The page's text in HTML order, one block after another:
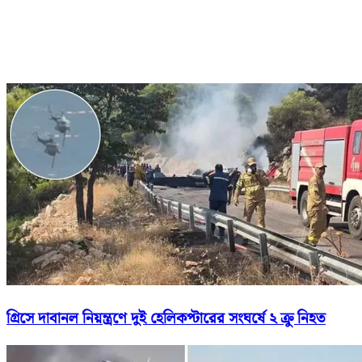
গ্রিসে দাবানল নিয়ন্ত্রণে দুই হেলিকপ্টারের সংঘর্ষে ২ ক্রু নিহত